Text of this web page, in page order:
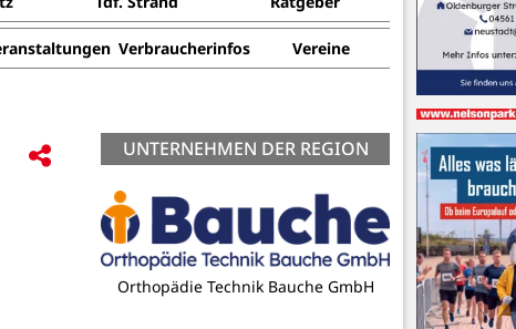
Verbraucherinfos Vereine
UNTERNEHMEN DER REGION
Orthopädie Technik Bauche GmbH